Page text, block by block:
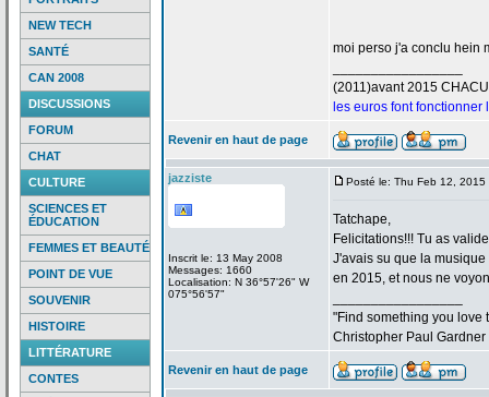
NEW TECH
SANTÉ
CAN 2008
DISCUSSIONS
FORUM
CHAT
CULTURE
SCIENCES ET
ÉDUCATION
FEMMES ET BEAUTÉ
POINT DE VUE
SOUVENIR
HISTOIRE
LITTÉRATURE
CONTES
moi perso j'a conclu hein
(2011)avant 2015
les euros font fonctionner
Revenir en haut de page
jazziste
Inscrit le: 13 May 2008
Messages: 1660
Localisation: N 36°57'26" W
075°56'57"
Posté le: Thu Feb 12, 2015
Tatchape,
Felicitations!!! Tu as
J'avais su que la musique
en 2015, et nous ne
"Find something you love
Christopher Paul Gardner
Revenir en haut de page